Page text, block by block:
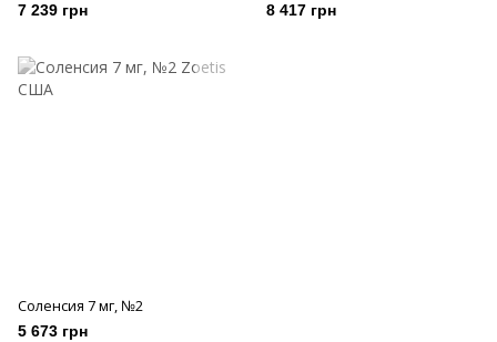
7 239 грн 8 417 грн
Соленсия 7 мг, №2
5 673 грн